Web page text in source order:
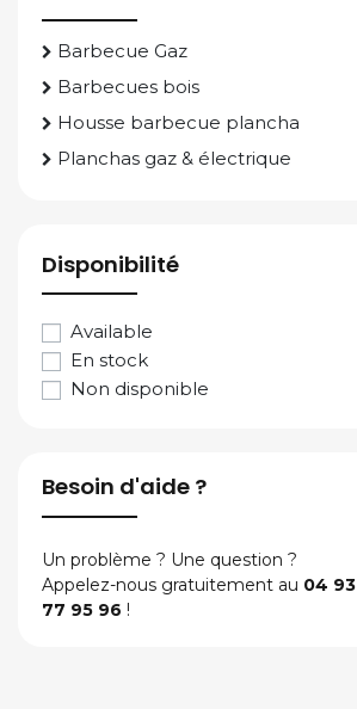
Barbecue Gaz
Barbecues bois
Housse barbecue plancha
Planchas gaz & électrique
Disponibilité
Available
En stock
Non disponible
Besoin d'aide ?
Un problème ? Une question ?
Appelez-nous gratuitement au 04 93
77 95 96 !